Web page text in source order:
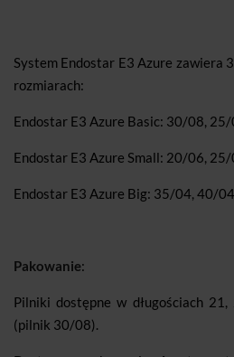
System Endostar E3 Azure zawiera
rozmiarach:
Endostar E3 Azure Basic: 30/08,
Endostar E3 Azure Small: 20/06,
Endostar E3 Azure Big: 35/04, 40/
Pakowanie:
Pilniki dostępne w długościach
(pilnik 30/08).